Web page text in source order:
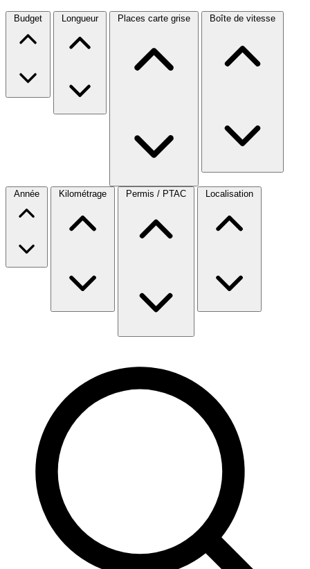
Budget Longueur Places carte grise Boîte de vitesse
Année Kilométrage Permis / PTAC Localisation